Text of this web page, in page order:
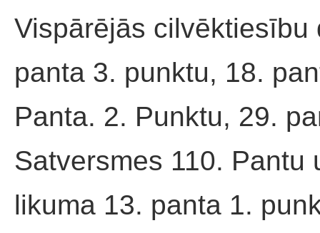
Vispārējās
panta 3. punktu, 18.
Panta. 2. Punktu, 29.
Satversmes 110.
likuma 13. panta 1.